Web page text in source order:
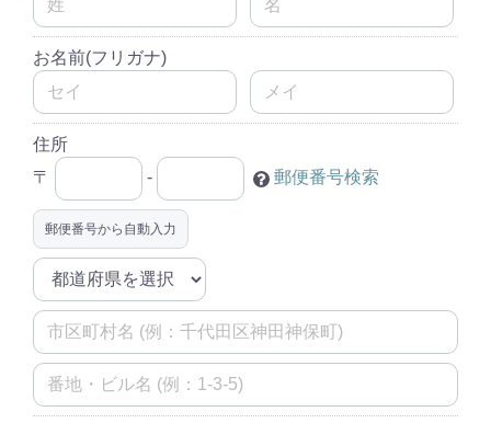
お名前(フリガナ)
住所
〒
- 郵便番号検索
郵便番号から自動入力